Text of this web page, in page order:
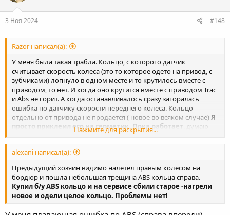
3 Ноя 2024 #148
Razor написал(а):
У меня была такая трабла. Кольцо, с которого датчик
считывает скорость колеса (это то которое одето на привод, с
зубчиками) лопнуло в одном месте и то крутилось вместе с
приводом, то нет. И когда оно крутится вместе с приводом Trac
и Аbs не горит. А когда останавливалось сразу загоралась
ошибка по датчику скорости переднего колеса. Кольцо
отдельно от привода не продается ( новое во всяком случае)Я
просто приклеил его на герметик. Пока работает , думаю
что и дальше будет работать. Ну а если не в кольце трабл, то
определить какого колеса....
Нажмите для раскрытия...
alexani написал(а):
Предыдущий хозяин видимо налетел правым колесом на
бордюр и пошла небольшая трещина ABS кольца справа.
Купил б/у ABS кольцо и на сервисе сбили старое -нагрели
новое и одели целое кольцо. Проблемы нет!